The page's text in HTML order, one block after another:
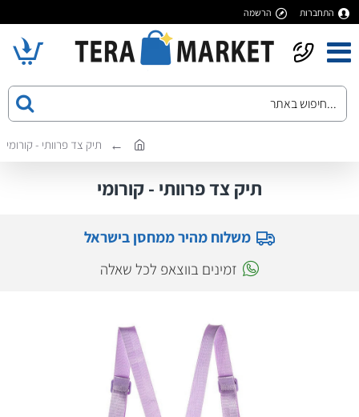
התחברות הרשמה
תיק צד פרוותי - קורומי
תיק צד פרוותי - קורומי
משלוח מהיר ממחסן בישראל
זמינים בווצאפ לכל שאלה